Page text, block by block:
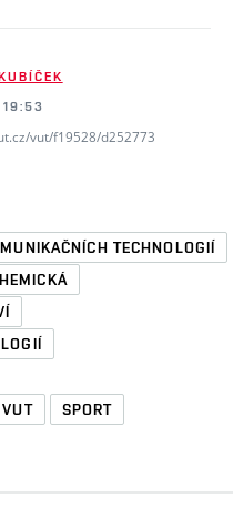
vut/f19528/d252773
TECHNOLOGIÍ
SPORT